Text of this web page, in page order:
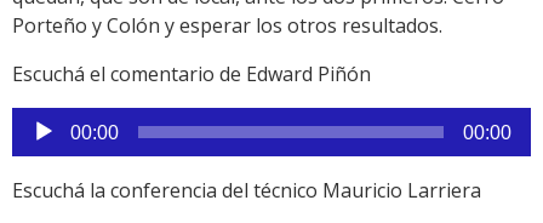
Porteño y Colón y esperar los otros resultados.
Escuchá el comentario de Edward Piñón
Reproductor
de
audio
00:00 00:00
Escuchá la conferencia del técnico Mauricio Larriera